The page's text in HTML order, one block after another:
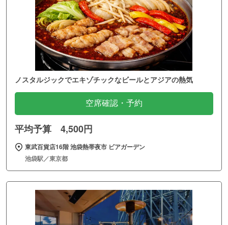
ノスタルジックでエキゾチックなビールとアジアの熱気
空席確認・予約
平均予算 4,500円
東武百貨店16階 池袋熱帯夜市 ビアガーデン
池袋駅／東京都